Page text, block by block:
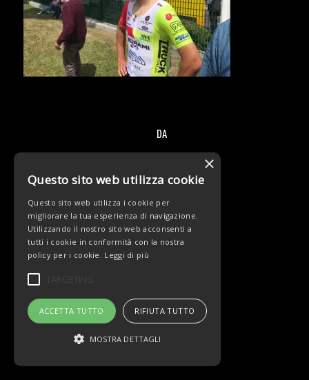
DA
© Copyright - Team Beltrami TSA - MARCHIOL
×
Questo sito web utilizza cookie
Questo sito web utilizza i cookie per
migliorare la tua esperienza di navigazione.
Utilizzando il nostro sito web acconsenti a
tutti i cookie in conformità con la nostra
policy per i cookie. Leggi di più
TARGETING
ACCETTA TUTTO RIFIUTA TUTTO
MOSTRA DETTAGLI